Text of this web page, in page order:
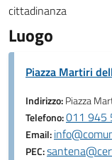
cittadinanza
Luogo
Piazza Martiri
Indirizzo:Piazza
Telefono:011 945
Email:
PEC: